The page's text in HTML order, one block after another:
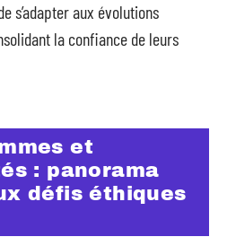
s’adapter aux évolutions
la confiance de leurs
et
: panorama
défis éthiques